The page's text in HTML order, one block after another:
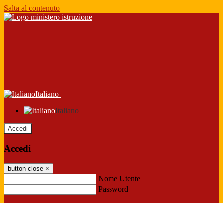
Salta al contenuto
Italiano
Italiano
Accedi
Accedi
button close ×
Nome Utente
Password